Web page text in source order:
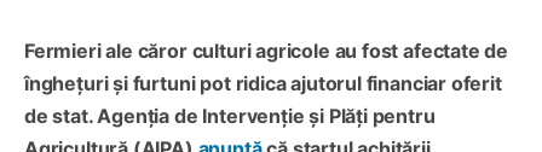
Fermieri ale căror culturi agricole au fost afectate de
înghețuri și furtuni pot ridica ajutorul financiar oferit
de stat. Agenția de Intervenție și Plăți pentru